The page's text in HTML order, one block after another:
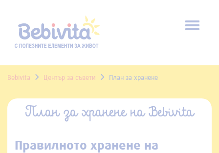
Toggle
Bebivita Център за съвети План за хранене
План за хранене на Bebivita
Правилното хранене на